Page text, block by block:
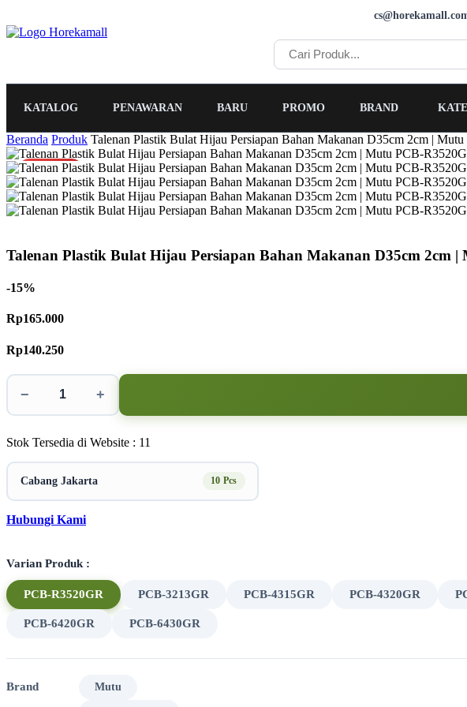
KATALOG PENAWARAN BARU PROMO BRAND
Beranda Produk Talenan Plastik Bulat Hijau Persiapan Bahan Makanan D35cm 2cm |
PROMO
Talenan Plastik Bulat Hijau Persiapan Bahan Makanan D35cm 2cm |
-15%
Rp165.000
Rp140.250
− +
Stok Tersedia di Website : 11
Cabang Jakarta 10 Pcs
Hubungi Kami
Varian Produk :
PCB-R3520GR PCB-3213GR PCB-4315GR PCB-4320GR
PCB-6420GR PCB-6430GR
Brand Mutu